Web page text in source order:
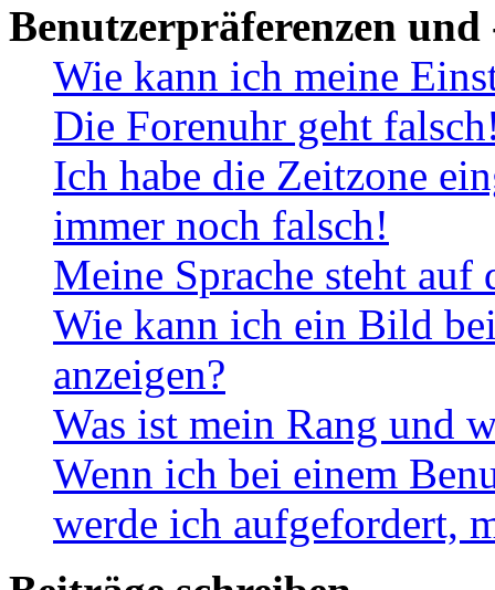
Benutzerpräferenzen und
Wie kann ich meine
Die Forenuhr geht
Ich habe die Zeitzone
immer noch falsch!
Meine Sprache steht
Wie kann ich ein Bild
anzeigen?
Was ist mein Rang und
Wenn ich bei einem
werde ich aufgefordert,